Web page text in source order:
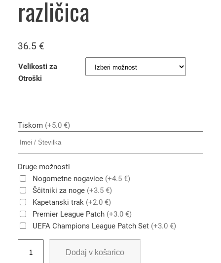
različica
36.5 €
Velikosti za
Otroški
Tiskom (+5.0 €)
Druge možnosti
Nogometne nogavice (+4.5 €)
Ščitniki za noge (+3.5 €)
Kapetanski trak (+2.0 €)
Premier League Patch (+3.0 €)
UEFA Champions League Patch Set (+3.0 €)
Dodaj v košarico